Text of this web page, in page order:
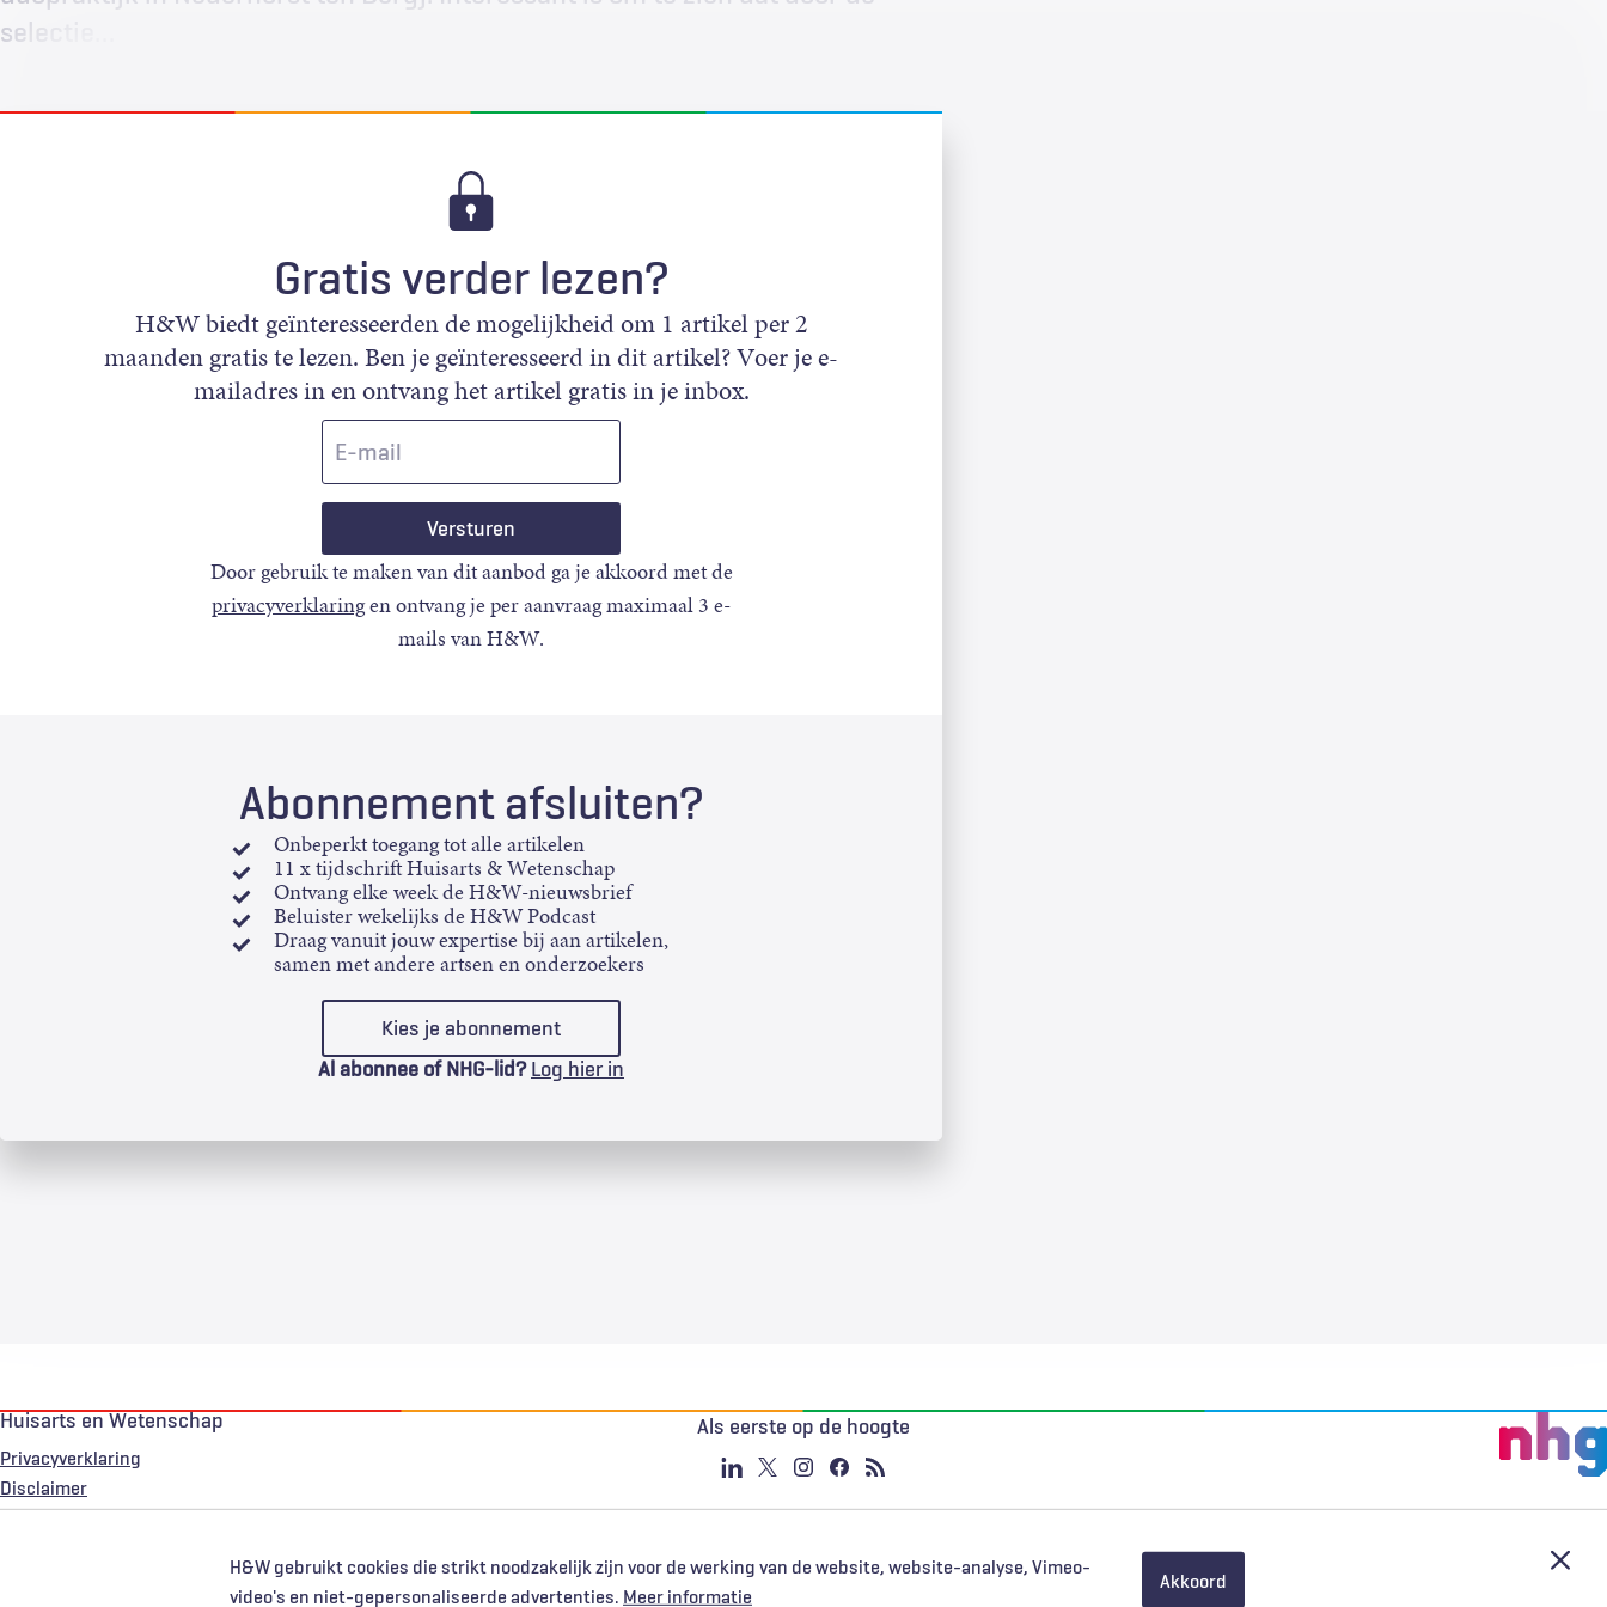
H&W gebruikt cookies die strikt noodzakelijk zijn voor de werking van de website, website-analyse, Vimeo-
video's en niet-gepersonaliseerde advertenties. Meer informatie
Akkoord
selectie…
Gratis verder lezen?
H&W biedt geïnteresseerden de mogelijkheid om 1 artikel per 2
maanden gratis te lezen. Ben je geïnteresseerd in dit artikel? Voer je e-
mailadres in en ontvang het artikel gratis in je inbox.
Door gebruik te maken van dit aanbod ga je akkoord met de
privacyverklaringen ontvang je per aanvraag maximaal 3 e-
mails van H&W.
Abonnement afsluiten?
Onbeperkt toegang tot alle artikelen
11 x tijdschrift Huisarts & Wetenschap
Ontvang elke week de H&W-nieuwsbrief
Beluister wekelijks de H&W Podcast
Draag vanuit jouw expertise bij aan artikelen,
samen met andere artsen en onderzoekers
Kies je abonnement
Al abonnee of NHG-lid? Log hier in
Huisarts en Wetenschap
Privacyverklaring
Voet
Disclaimer
Als eerste op de hoogte